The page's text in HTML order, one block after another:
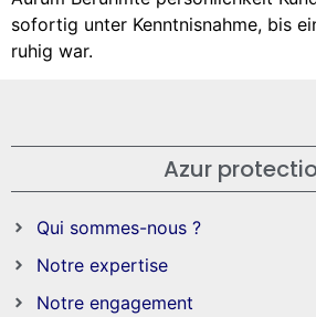
sofortig unter Kenntnisnahme, bis
ruhig war.
Azur
Qui sommes-nous ?
Notre expertise
Notre engagement